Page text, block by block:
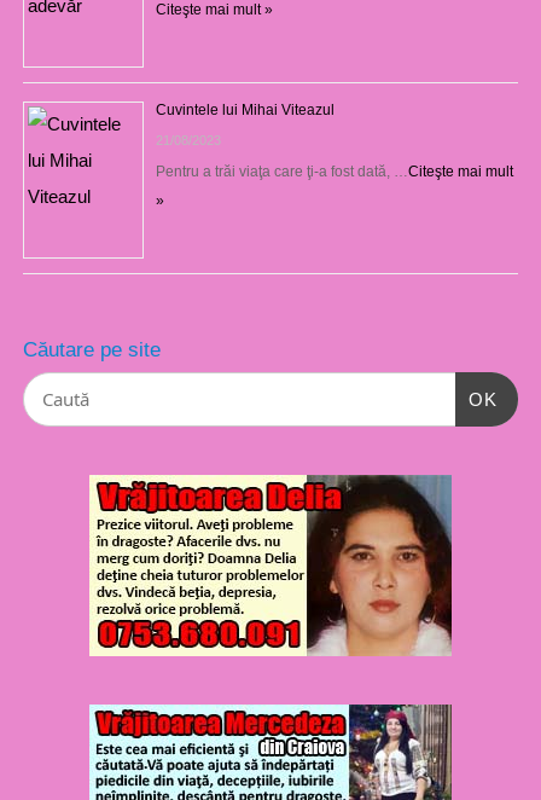
Citeşte mai mult »
Cuvintele lui Mihai Viteazul
21/08/2023
Pentru a trăi viaţa care ţi-a fost dată, …Citeşte mai mult
»
Căutare pe site
OK